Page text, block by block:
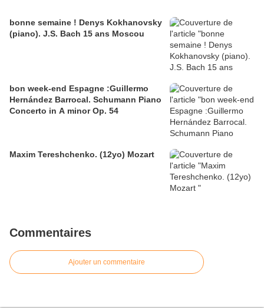
bonne semaine ! Denys Kokhanovsky
(piano). J.S. Bach 15 ans Moscou
bon week-end Espagne :Guillermo
Hernández Barrocal. Schumann Piano
Concerto in A minor Op. 54
Maxim Tereshchenko. (12yo) Mozart
Commentaires
Ajouter un commentaire